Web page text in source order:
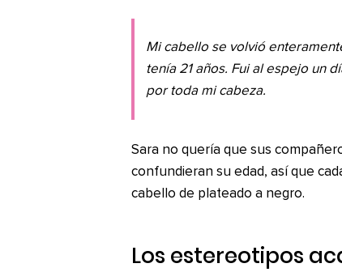
Mi cabello se volvió
tenía 21 años. Fui al espejo un
por toda mi cabeza.
Sara no quería que sus
confundieran su edad, así que
cabello de plateado a negro.
Los estereotipos